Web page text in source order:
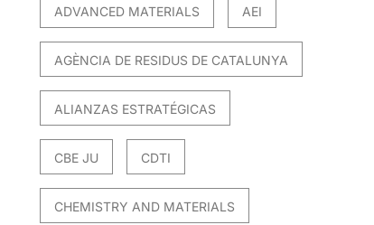
ADVANCED MATERIALS AEI
AGÈNCIA DE RESIDUS DE CATALUNYA
ALIANZAS ESTRATÉGICAS
CBE JU CDTI
CHEMISTRY AND MATERIALS